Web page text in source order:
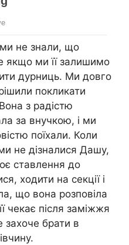
не знали, що
якщо ми її залишимо
дурниць. Ми довго
покликати
з радістю
за внучкою, і ми
поїхали. Коли
не дізналися Дашу,
ставлення до
ходити на секції і
що вона розповіла
чекає після заміжжя
захоче брати в